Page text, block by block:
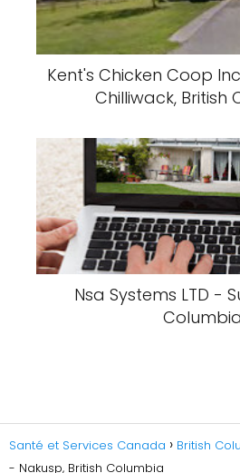
Kent's Chicken Coop
Chilliwack, British
Nsa Systems LTD -
Columbia
Santé et Services Canada British
- Nakusp, British Columbia